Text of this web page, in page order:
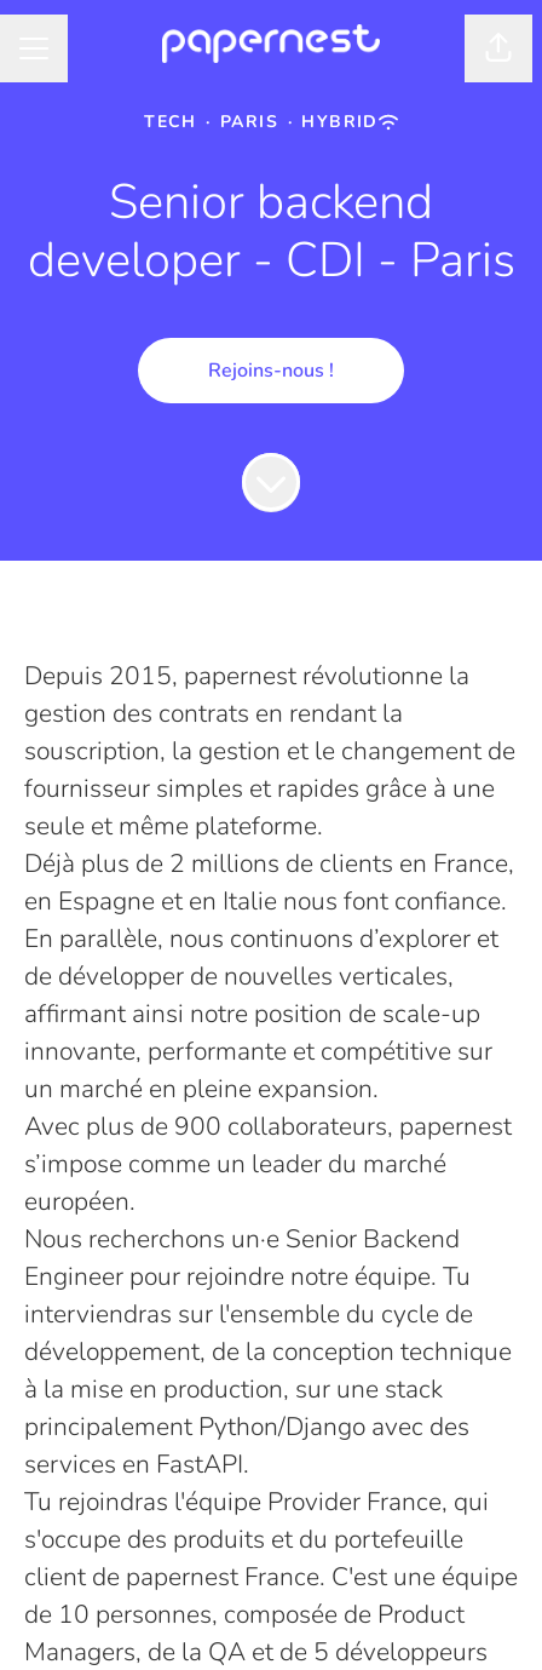
TECH · PARIS · HYBRID
Senior backend
developer - CDI - Paris
Rejoins-nous !
Depuis 2015, papernest révolutionne la
gestion des contrats en rendant la
souscription, la gestion et le changement de
fournisseur simples et rapides grâce à une
seule et même plateforme.
Déjà plus de 2 millions de clients en France,
en Espagne et en Italie nous font confiance.
En parallèle, nous continuons d’explorer et
de développer de nouvelles verticales,
affirmant ainsi notre position de scale-up
innovante, performante et compétitive sur
un marché en pleine expansion.
Avec plus de 900 collaborateurs, papernest
s’impose comme un leader du marché
européen.
Nous recherchons un·e Senior Backend
Engineer pour rejoindre notre équipe. Tu
interviendras sur l'ensemble du cycle de
développement, de la conception technique
à la mise en production, sur une stack
principalement Python/Django avec des
services en FastAPI.
Tu rejoindras l'équipe Provider France, qui
s'occupe des produits et du portefeuille
client de papernest France. C'est une équipe
de 10 personnes, composée de Product
Managers, de la QA et de 5 développeurs